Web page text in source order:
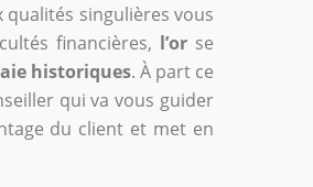
singulières vous
financières, l’orse
historiques. À part ce
qui va vous guider
du client et met en